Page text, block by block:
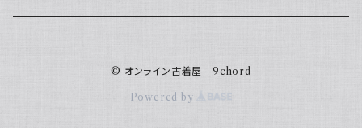
© オンライン古着屋 9chord
Powered by